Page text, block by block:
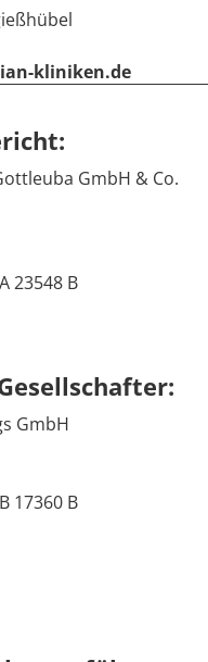
kliniken.de
GmbH & Co.
23548 B
GmbH
17360 B